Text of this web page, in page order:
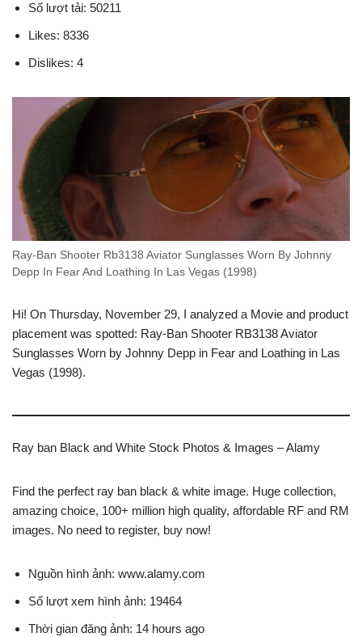
Số lượt tải: 50211
Likes: 8336
Dislikes: 4
Ray-Ban Shooter Rb3138 Aviator Sunglasses Worn By Johnny
Depp In Fear And Loathing In Las Vegas (1998)
Hi! On Thursday, November 29, I analyzed a Movie and product
placement was spotted: Ray-Ban Shooter RB3138 Aviator
Sunglasses Worn by Johnny Depp in Fear and Loathing in Las
Vegas (1998).
Ray ban Black and White Stock Photos & Images – Alamy
Find the perfect ray ban black & white image. Huge collection,
amazing choice, 100+ million high quality, affordable RF and RM
images. No need to register, buy now!
Nguồn hình ảnh: www.alamy.com
Số lượt xem hình ảnh: 19464
Thời gian đăng ảnh: 14 hours ago